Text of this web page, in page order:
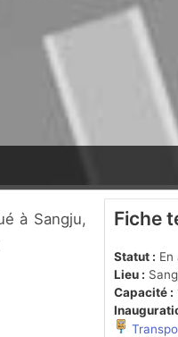
Fiche
Statut : En
Lieu :
Capacité :